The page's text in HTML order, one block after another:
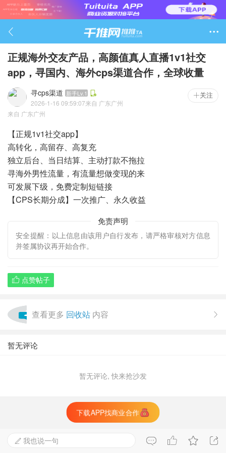

正规海外交友产品，高颜值真人直播1v1社交
app，寻国内、海外cps渠道合作，全球收量
寻cps渠道 新手Lv.1
2026-1-16 09:59:07来自 广东广州
58
关注
来自 广东广州
【正规1v1社交app】
高转化，高留存、高复充
独立后台、当日结算、主动打款不拖拉
寻海外男性流量，有流量想做变现的来
可发展下级，免费定制短链接
【CPS长期分成】一次推广、永久收益
免责声明
安全提醒：以上信息由该用户自行发布，请严格审核对方信息
并签属协议再开始合作。
 点赞帖子
查看更多 回收站 内容 
暂无评论
暂无评论, 快来抢沙发
生成朋友圈海报
下载APP找商业合作
 
 我也说一句